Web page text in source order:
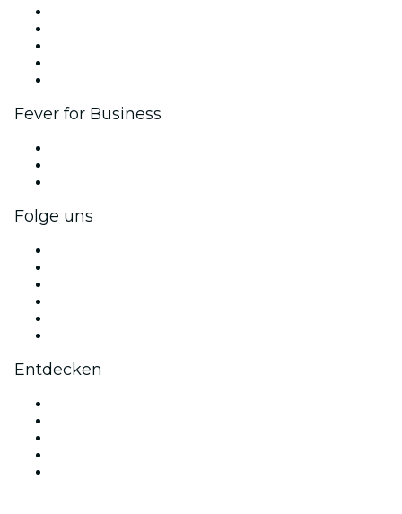
Fever for Business
Folge uns
Entdecken